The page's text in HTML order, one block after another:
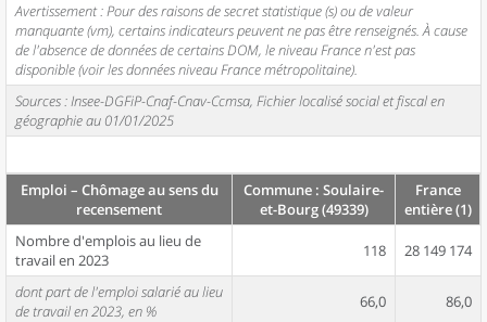
Avertissement : Pour des raisons de secret statistique (s) ou de valeur
manquante (vm), certains indicateurs peuvent ne pas être renseignés. À cause
de l'absence de données de certains DOM, le niveau France n'est pas
disponible (voir les données niveau France métropolitaine).
Sources : Insee-DGFiP-Cnaf-Cnav-Ccmsa, Fichier localisé social et fiscal en
géographie au 01/01/2025
Emploi – Chômage au sens du
recensement
Commune : Soulaire-
et-Bourg (49339)
France
entière (1)
Nombre d'emplois au lieu de
travail en 2023
118 28 149 174
dont part de l'emploi salarié au lieu
de travail en 2023, en %
66,0 86,0